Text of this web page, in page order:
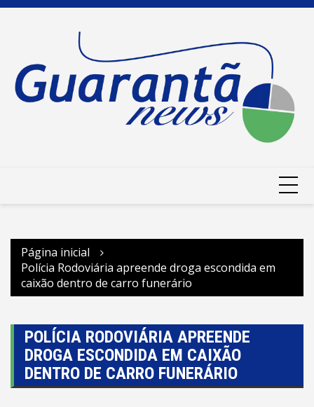
Ir
Página inicial
Polícia Rodoviária apreende droga escondida em
caixão dentro de carro funerário
POLÍCIA RODOVIÁRIA APREENDE
DROGA ESCONDIDA EM CAIXÃO
DENTRO DE CARRO FUNERÁRIO